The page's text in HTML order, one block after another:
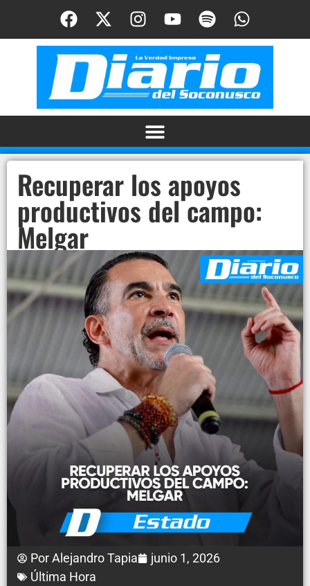
Recuperar los apoyos
productivos del campo:
Melgar
PorAlejandro Tapia
junio 1, 2026
Última Hora